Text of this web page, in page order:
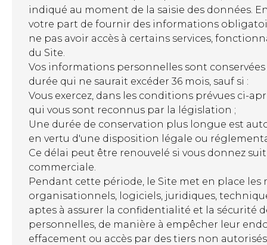
indiqué au moment de la saisie des données.
votre part de fournir des informations
ne pas avoir accès à certains services,
du Site.
Vos informations personnelles sont
durée qui ne saurait excéder 36 mois, sauf si :
Vous exercez, dans les conditions prévues ci-
qui vous sont reconnus par la législation ;
Une durée de conservation plus longue est
en vertu d'une disposition légale ou
Ce délai peut être renouvelé si vous donnez
commerciale.
Pendant cette période, le Site met en place les
organisationnels, logiciels, juridiques,
aptes à assurer la confidentialité et la sécurité
personnelles, de manière à empêcher leur
effacement ou accès par des tiers non